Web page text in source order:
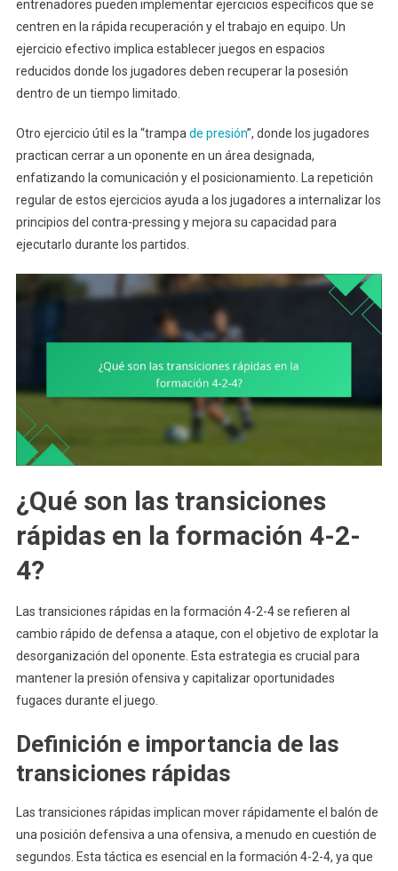
entrenadores pueden implementar ejercicios específicos que se
centren en la rápida recuperación y el trabajo en equipo. Un
ejercicio efectivo implica establecer juegos en espacios
reducidos donde los jugadores deben recuperar la posesión
dentro de un tiempo limitado.
Otro ejercicio útil es la “trampa de presión”, donde los jugadores
practican cerrar a un oponente en un área designada,
enfatizando la comunicación y el posicionamiento. La repetición
regular de estos ejercicios ayuda a los jugadores a internalizar los
principios del contra-pressing y mejora su capacidad para
ejecutarlo durante los partidos.
¿Qué son las transiciones
rápidas en la formación 4-2-
4?
Las transiciones rápidas en la formación 4-2-4 se refieren al
cambio rápido de defensa a ataque, con el objetivo de explotar la
desorganización del oponente. Esta estrategia es crucial para
mantener la presión ofensiva y capitalizar oportunidades
fugaces durante el juego.
Definición e importancia de las
transiciones rápidas
Las transiciones rápidas implican mover rápidamente el balón de
una posición defensiva a una ofensiva, a menudo en cuestión de
segundos. Esta táctica es esencial en la formación 4-2-4, ya que